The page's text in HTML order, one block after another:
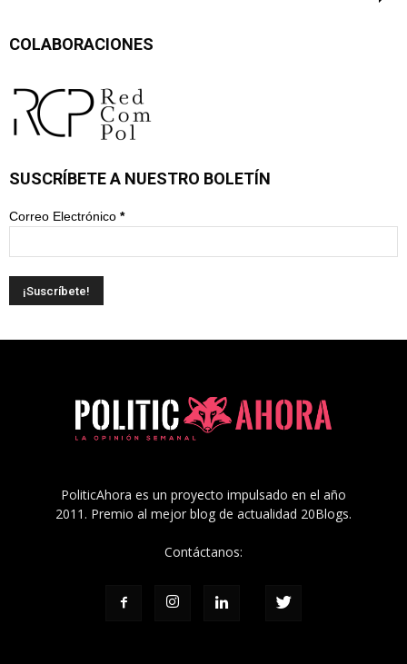
COLABORACIONES
SUSCRÍBETE A NUESTRO BOLETÍN
Correo Electrónico *
PoliticAhora es un proyecto impulsado en el año
2011. Premio al mejor blog de actualidad 20Blogs.
Contáctanos: